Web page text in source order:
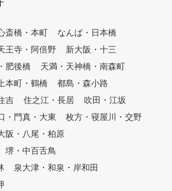
の低価
、あり
スン受け
ます。
皆様のご
ており
様の目標
親切な
プロ野
レッス
タッフ
させてい
斎橋・本町
なんば・日本橋
王寺・阿倍野
新大阪・十三
肥後橋
天満・天神橋・南森町
上本町・鶴橋
都島・森小路
吉 住之江・長居
吹田・江坂
・門真・大東
枚方・寝屋川・交野
阪・八尾・柏原
堺・中百舌鳥
泉大津・和泉・岸和田